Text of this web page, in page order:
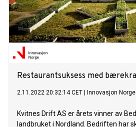
Restaurantsuksess med
2.11.2022 20:32:14 CET Innovasjon Norge
Kvitnes Drift AS er årets vinner av
landbruket i Nordland. Bedriften har